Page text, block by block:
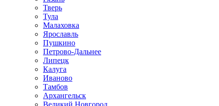
Тверь
Тула
Малаховка
Ярославль
Пушкино
Петрово-Дальнее
Липецк
Калуга
Иваново
Тамбов
Архангельск
Великий Новгород